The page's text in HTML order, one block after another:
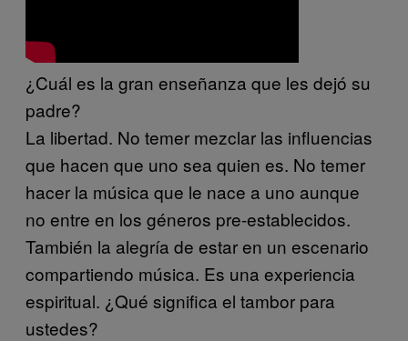
¿Cuál es la gran enseñanza que les dejó su
padre?
La libertad. No temer mezclar las influencias
que hacen que uno sea quien es. No temer
hacer la música que le nace a uno aunque
no entre en los géneros pre-establecidos.
También la alegría de estar en un escenario
compartiendo música. Es una experiencia
espiritual. ¿Qué significa el tambor para
ustedes?